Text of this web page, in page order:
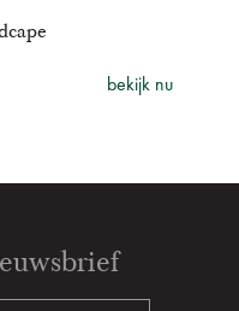
bekijk nu